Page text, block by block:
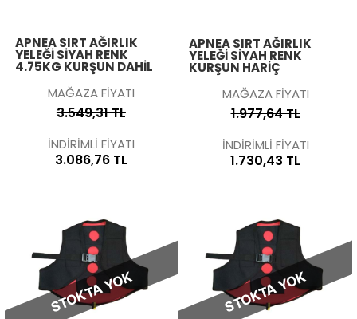
APNEA SIRT AĞIRLIK
YELEĞI SIYAH RENK
4.75KG KURŞUN DAHIL
MAĞAZA FİYATI
3.549,31 TL
İNDİRİMLİ FİYATI
3.086,76 TL
APNEA SIRT AĞIRLIK
YELEĞI SIYAH RENK
KURŞUN HARIÇ
MAĞAZA FİYATI
1.977,64 TL
İNDİRİMLİ FİYATI
1.730,43 TL
STOKTA YOK STOKTA YOK